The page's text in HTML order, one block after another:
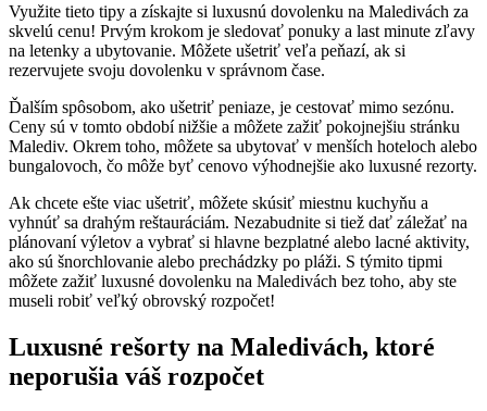
Využite tieto tipy a získajte si luxusnú dovolenku na Maledivách za
skvelú cenu! Prvým krokom je sledovať ponuky a last minute zľavy
na letenky a ubytovanie. Môžete ušetriť veľa peňazí, ak si
rezervujete svoju dovolenku v správnom čase.
Ďalším spôsobom, ako ušetriť peniaze, je cestovať mimo sezónu.
Ceny sú v tomto období nižšie a môžete zažiť pokojnejšiu stránku
Malediv. Okrem toho, môžete sa ubytovať v menších hoteloch alebo
bungalovoch, čo môže byť cenovo výhodnejšie ako luxusné rezorty.
Ak chcete ešte viac ušetriť, môžete skúsiť miestnu kuchyňu a
vyhnúť sa drahým reštauráciám. Nezabudnite si tiež dať záležať na
plánovaní výletov a vybrať si hlavne bezplatné alebo lacné aktivity,
ako sú šnorchlovanie alebo prechádzky po pláži. S týmito tipmi
môžete zažiť luxusné dovolenku na Maledivách bez toho, aby ste
museli robiť veľký obrovský rozpočet!
Luxusné rešorty na Maledivách, ktoré
neporušia váš rozpočet